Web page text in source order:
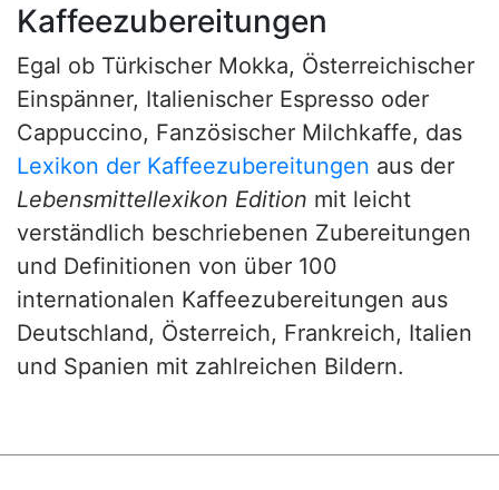
Kaffeezubereitungen
Egal ob Türkischer Mokka, Österreichischer
Einspänner, Italienischer Espresso oder
Cappuccino, Fanzösischer Milchkaffe, das
Lexikon der Kaffeezubereitungen aus der
Lebensmittellexikon Edition mit leicht
verständlich beschriebenen Zubereitungen
und Definitionen von über 100
internationalen Kaffeezubereitungen aus
Deutschland, Österreich, Frankreich, Italien
und Spanien mit zahlreichen Bildern.